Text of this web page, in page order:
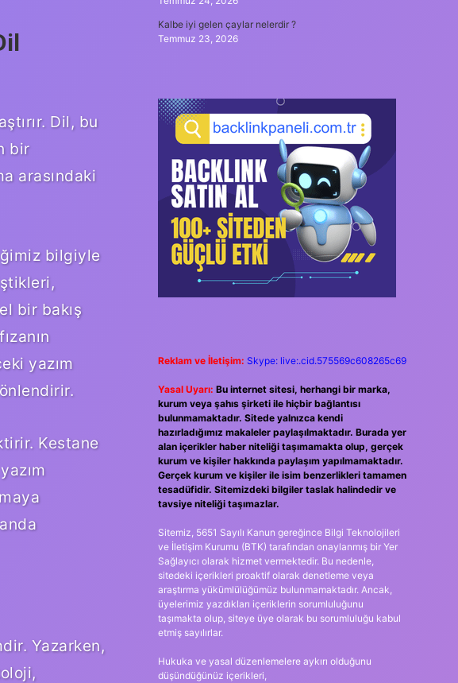
Dil, bu
bir
arasındaki
bilgiyle
bir bakış
yazım
Kestane
Yazarken,
Kalbe iyi gelen çaylar nelerdir ?
Temmuz 23, 2026
Reklam ve İletişim: Skype: live:.cid.575569c608265c69
Yasal Uyarı: Bu internet sitesi, herhangi bir marka,
kurum veya şahıs şirketi ile hiçbir bağlantısı
bulunmamaktadır. Sitede yalnızca kendi
hazırladığımız makaleler paylaşılmaktadır. Burada yer
alan içerikler haber niteliği taşımamakta olup, gerçek
kurum ve kişiler hakkında paylaşım yapılmamaktadır.
Gerçek kurum ve kişiler ile isim benzerlikleri tamamen
tesadüfidir. Sitemizdeki bilgiler taslak halindedir ve
tavsiye niteliği taşımazlar.
Sitemiz, 5651 Sayılı Kanun gereğince Bilgi Teknolojileri
ve İletişim Kurumu (BTK) tarafından onaylanmış bir Yer
Sağlayıcı olarak hizmet vermektedir. Bu nedenle,
sitedeki içerikleri proaktif olarak denetleme veya
araştırma yükümlülüğümüz bulunmamaktadır. Ancak,
üyelerimiz yazdıkları içeriklerin sorumluluğunu
taşımakta olup, siteye üye olarak bu sorumluluğu kabul
etmiş sayılırlar.
Hukuka ve yasal düzenlemelere aykırı olduğunu
düşündüğünüz içerikleri,